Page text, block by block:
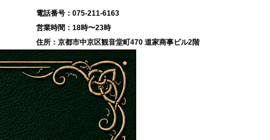
075-211-6163
18時〜23時
京都市中京区観音堂町470 道家商事ビル2階